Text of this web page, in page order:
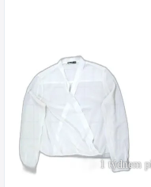
1 týdnem